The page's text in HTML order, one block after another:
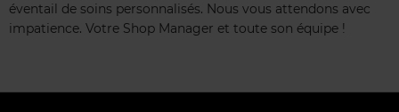
éventail de soins personnalisés. Nous vous attendons avec
impatience. Votre Shop Manager et toute son équipe !